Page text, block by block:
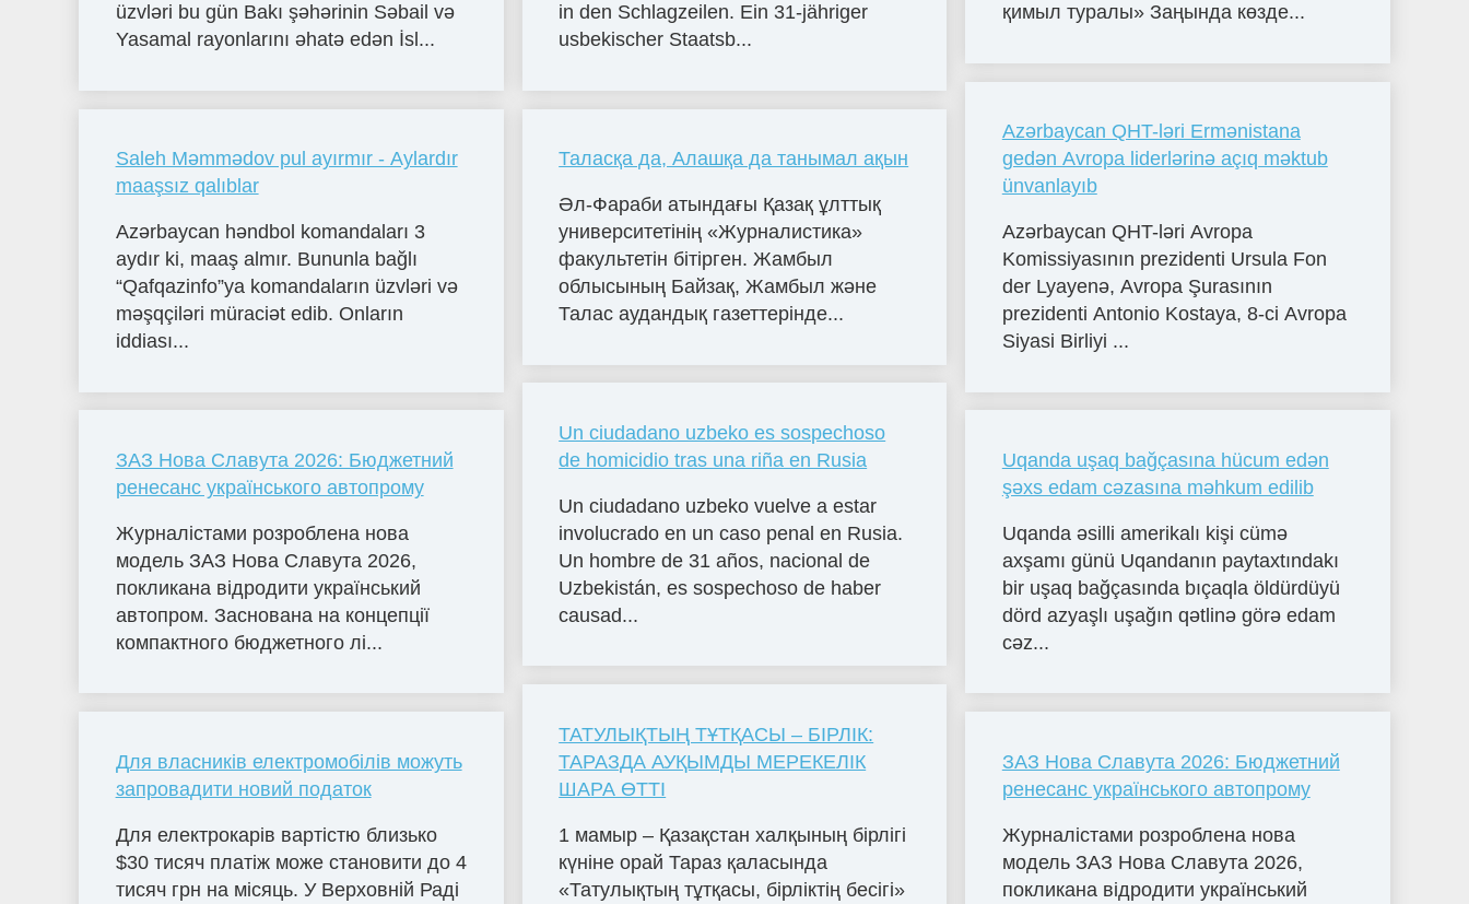
üzvləri bu gün Bakı şəhərinin Səbail və
Yasamal rayonlarını əhatə edən İsl...
Saleh Məmmədov pul ayırmır - Aylardır
maaşsız qalıblar
Azərbaycan həndbol komandaları 3
aydır ki, maaş almır. Bununla bağlı
“Qafqazinfo”ya komandaların üzvləri və
məşqçiləri müraciət edib. Onların
iddiası...
ЗАЗ Нова Славута 2026: Бюджетний
ренесанс українського автопрому
Журналістами розроблена нова
модель ЗАЗ Нова Славута 2026,
покликана відродити український
автопром. Заснована на концепції
компактного бюджетного лі...
Для власників електромобілів можуть
запровадити новий податок
Для електрокарів вартістю близько
$30 тисяч платіж може становити до 4
тисяч грн на місяць. У Верховній Раді
in den Schlagzeilen. Ein 31-jähriger
usbekischer Staatsb...
Таласқа да, Алашқа да танымал ақын
Әл-Фараби атындағы Қазақ ұлттық
университетінің «Журналистика»
факультетін бітірген. Жамбыл
облысының Байзақ, Жамбыл және
Талас аудандық газеттерінде...
Un ciudadano uzbeko es sospechoso
de homicidio tras una riña en Rusia
Un ciudadano uzbeko vuelve a estar
involucrado en un caso penal en Rusia.
Un hombre de 31 años, nacional de
Uzbekistán, es sospechoso de haber
causad...
ТАТУЛЫҚТЫҢ ТҰТҚАСЫ – БІРЛІК:
ТАРАЗДА АУҚЫМДЫ МЕРЕКЕЛІК
ШАРА ӨТТІ
1 мамыр – Қазақстан халқының бірлігі
күніне орай Тараз қаласында
«Татулықтың тұтқасы, бірліктің бесігі»
қимыл туралы» Заңында көзде...
Azərbaycan QHT-ləri Ermənistana
gedən Avropa liderlərinə açıq məktub
ünvanlayıb
Azərbaycan QHT-ləri Avropa
Komissiyasının prezidenti Ursula Fon
der Lyayenə, Avropa Şurasının
prezidenti Antonio Kostaya, 8-ci Avropa
Siyasi Birliyi ...
Uqanda uşaq bağçasına hücum edən
şəxs edam cəzasına məhkum edilib
Uqanda əsilli amerikalı kişi cümə
axşamı günü Uqandanın paytaxtındakı
bir uşaq bağçasında bıçaqla öldürdüyü
dörd azyaşlı uşağın qətlinə görə edam
cəz...
ЗАЗ Нова Славута 2026: Бюджетний
ренесанс українського автопрому
Журналістами розроблена нова
модель ЗАЗ Нова Славута 2026,
покликана відродити український